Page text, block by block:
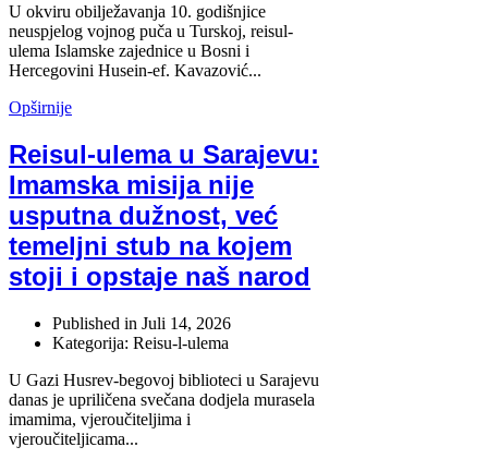
U okviru obilježavanja 10. godišnjice
neuspjelog vojnog puča u Turskoj, reisul-
ulema Islamske zajednice u Bosni i
Hercegovini Husein-ef. Kavazović...
Opširnije
Reisul-ulema u Sarajevu:
Imamska misija nije
usputna dužnost, već
temeljni stub na kojem
stoji i opstaje naš narod
Published in Juli 14, 2026
Kategorija: Reisu-l-ulema
U Gazi Husrev-begovoj biblioteci u Sarajevu
danas je upriličena svečana dodjela murasela
imamima, vjeroučiteljima i
vjeroučiteljicama...